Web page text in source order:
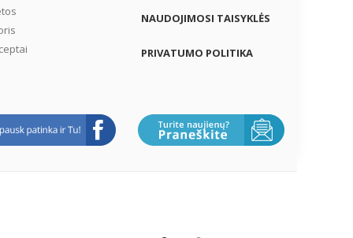
NAUDOJIMOSI TAISYKLĖS
PRIVATUMO POLITIKA